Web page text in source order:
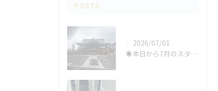
POSTS
2026/07/01
☀️本日から7月のスタート🌞